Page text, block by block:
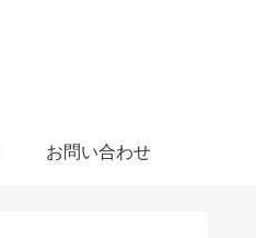
お問い合わせ